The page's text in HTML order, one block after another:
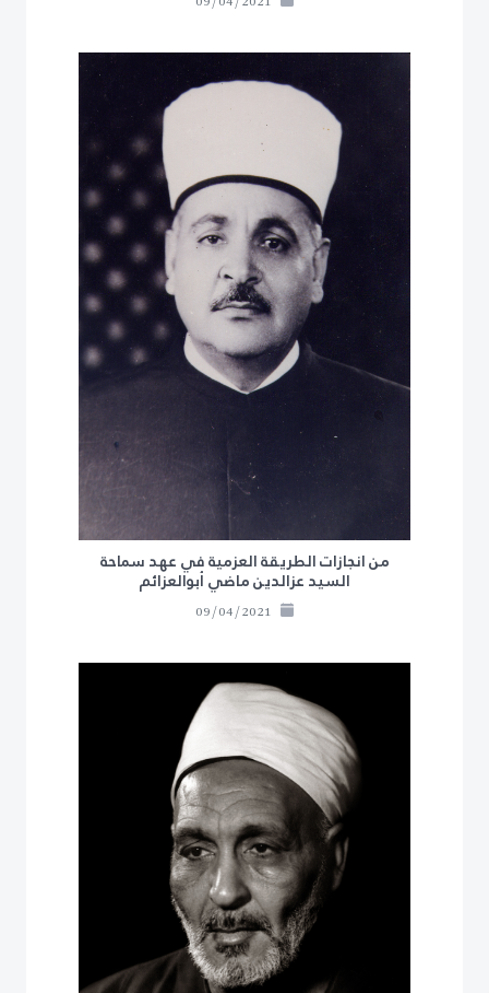
علاءالدين ماضي أبوالعزائم
من انجازات الطريقة العزمية في عهد سماحة
السيد عزالدين ماضي أبوالعزائم